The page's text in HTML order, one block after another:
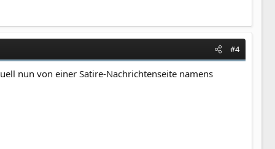
#4
nun von einer Satire-Nachrichtenseite namens